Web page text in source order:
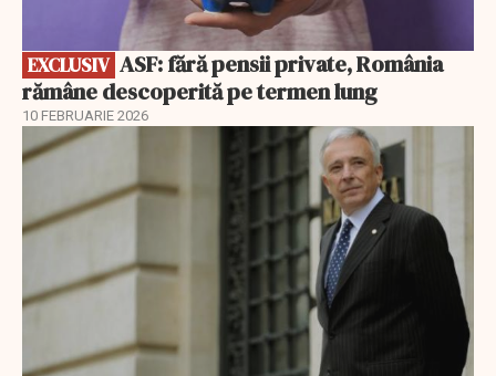
EXCLUSIV
rămâne descoperită pe termen lung
10 FEBRUARIE 2026